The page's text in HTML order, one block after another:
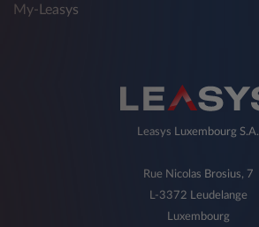
My-Leasys
Leasys Luxembourg S.A.
Rue Nicolas Brosius, 7
L-3372 Leudelange
Luxembourg